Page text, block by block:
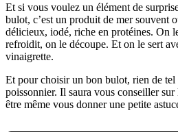
Et si vous voulez un élément de
bulot, c’est un produit de mer souvent
délicieux, iodé, riche en protéines. On
refroidit, on le découpe. Et on le sert
vinaigrette.
Et pour choisir un bon bulot, rien de tel
poissonnier. Il saura vous conseiller
être même vous donner une petite